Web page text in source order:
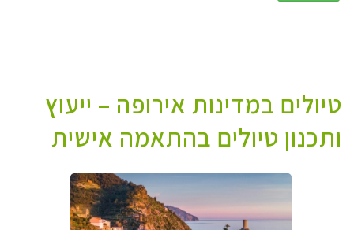
טיולים במדינות אירופה – ייעוץ
ותכנון טיולים בהתאמה אישית